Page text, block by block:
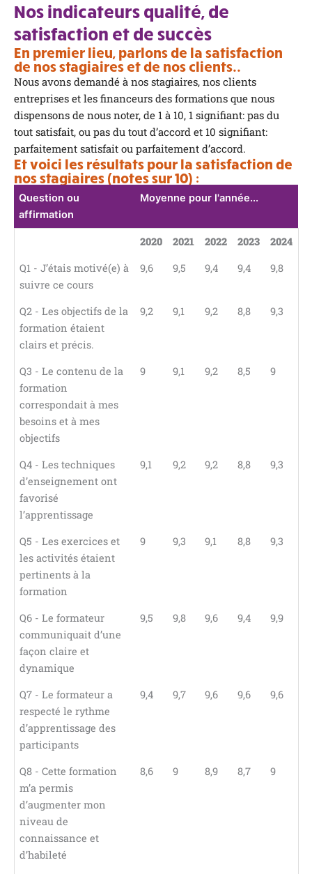
Nos indicateurs qualité, de
satisfaction et de succès
En premier lieu, parlons de la satisfaction
de nos stagiaires et de nos clients..
Nous avons demandé à nos stagiaires, nos clients
entreprises et les financeurs des formations que nous
dispensons de nous noter, de 1 à 10, 1 signifiant: pas du
tout satisfait, ou pas du tout d’accord et 10 signifiant:
parfaitement satisfait ou parfaitement d’accord.
Et voici les résultats pour la satisfaction de
nos stagiaires (notes sur 10) :
Question ou
affirmation
Moyenne pour l'année...
2020 2021 2022 2023
2024
Q1 - J’étais motivé(e) à
suivre ce cours
9,6 9,5 9,4 9,4 9,8
Q2 - Les objectifs de la
formation étaient
clairs et précis.
9,2 9,1 9,2 8,8 9,3
Q3 - Le contenu de la
formation
correspondait à mes
besoins et à mes
objectifs
9 9,1 9,2 8,5 9
Q4 - Les techniques
d’enseignement ont
favorisé
l’apprentissage
9,1 9,2 9,2 8,8 9,3
Q5 - Les exercices et
les activités étaient
pertinents à la
formation
9 9,3 9,1 8,8 9,3
Q6 - Le formateur
communiquait d’une
façon claire et
dynamique
9,5 9,8 9,6 9,4 9,9
Q7 - Le formateur a
respecté le rythme
d’apprentissage des
participants
9,4 9,7 9,6 9,6 9,6
Q8 - Cette formation
m’a permis
d’augmenter mon
niveau de
connaissance et
d’habileté
8,6 9 8,9 8,7 9